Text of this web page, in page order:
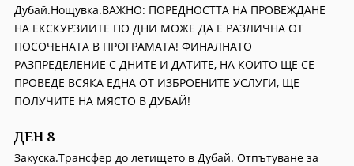
Дубай.Нощувка.ВАЖНО: ПОРЕДНОСТТА НА ПРОВЕЖДАНЕ
НА ЕКСКУРЗИИТЕ ПО ДНИ МОЖЕ ДА Е РАЗЛИЧНА ОТ
ПОСОЧЕНАТА В ПРОГРАМАТА! ФИНАЛНАТО
РАЗПРЕДЕЛЕНИЕ С ДНИТЕ И ДАТИТЕ, НА КОИТО ЩЕ СЕ
ПРОВЕДЕ ВСЯКА ЕДНА ОТ ИЗБРОЕНИТЕ УСЛУГИ, ЩЕ
ПОЛУЧИТЕ НА МЯСТО В ДУБАЙ!
ДЕН 8
Закуска.Трансфер до летището в Дубай. Отпътуване за